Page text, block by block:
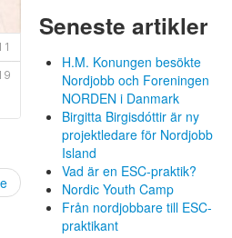
Seneste artikler
H.M. Konungen besökte
Nordjobb och Foreningen
NORDEN i Danmark
Birgitta Birgisdóttir är ny
projektledare för Nordjobb
Island
Vad är en ESC-praktik?
Nordic Youth Camp
Från nordjobbare till ESC-
praktikant